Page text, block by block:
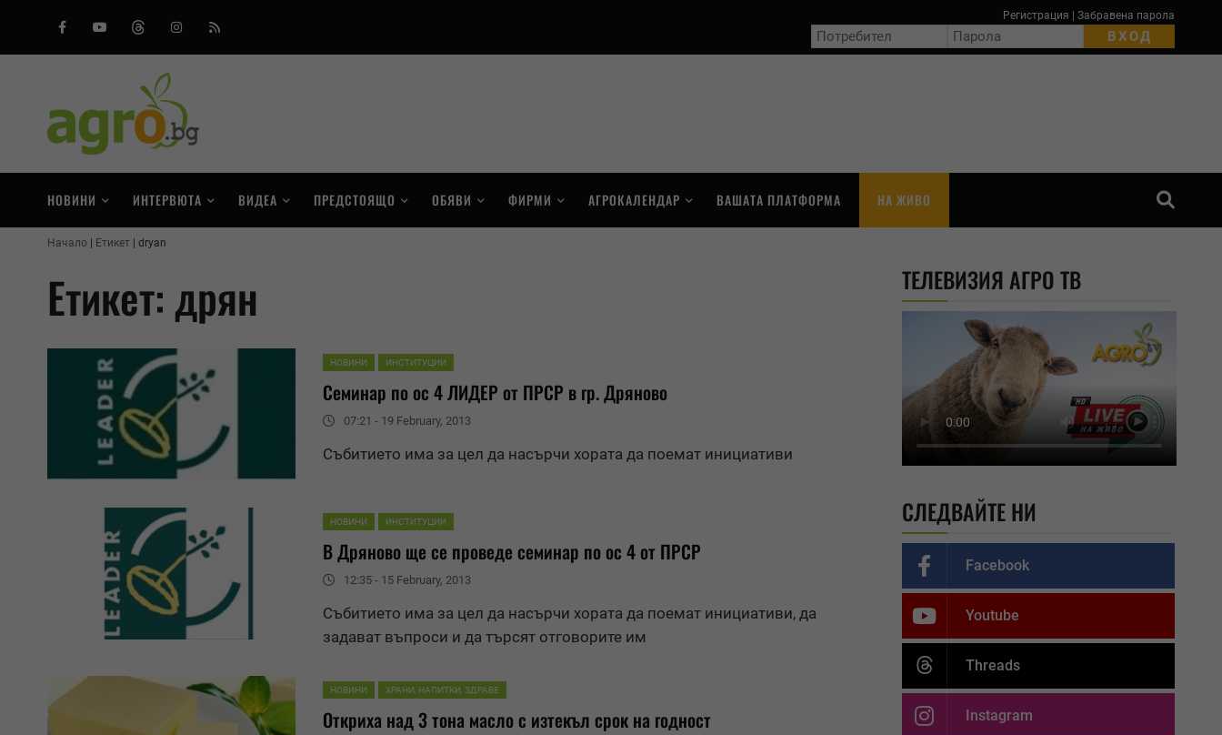
FacebookYoutubeThreadsInstagram
RSS
Регистрация Забравена парола
НОВИНИ ИНТЕРВЮТА ВИДЕА ПРЕДСТОЯЩО ОБЯВИ ФИРМИ АГРОКАЛЕНДАР ВАШАТА ПЛАТФОРМА НА ЖИВО
Начало Етикет dryan
Етикет: дрян
НОВИНИ ИНСТИТУЦИИ
Семинар по ос 4 ЛИДЕР от ПРСР в гр.Дряново
07:21 - 19 February, 2013
Събитието има за цел да насърчи хората да поемат инициативи
НОВИНИ ИНСТИТУЦИИ
ВДряново ще се проведе семинар по ос 4 от ПРСР
12:35 - 15 February, 2013
Събитието има за цел да насърчи хората да поемат инициативи, да
задават въпроси и да търсят отговорите им
НОВИНИ ХРАНИ, НАПИТКИ, ЗДРАВЕ
Откриха над 3 тона масло с изтекъл срок на годност
ТЕЛЕВИЗИЯ АГРО ТВ
СЛЕДВАЙТЕ НИ
Facebook
Youtube
Threads
Instagram